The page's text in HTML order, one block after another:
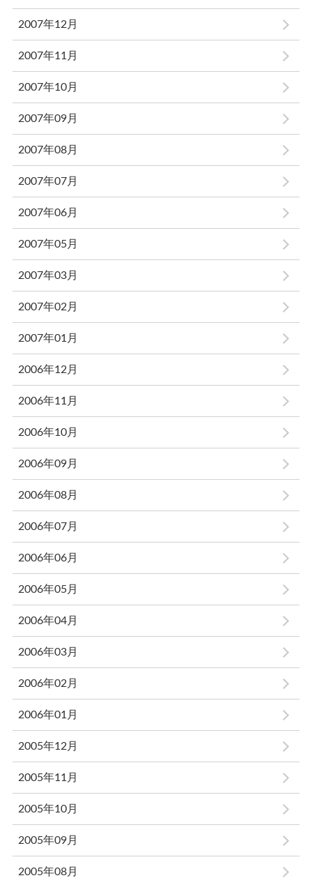
2007年12月
2007年11月
2007年10月
2007年09月
2007年08月
2007年07月
2007年06月
2007年05月
2007年03月
2007年02月
2007年01月
2006年12月
2006年11月
2006年10月
2006年09月
2006年08月
2006年07月
2006年06月
2006年05月
2006年04月
2006年03月
2006年02月
2006年01月
2005年12月
2005年11月
2005年10月
2005年09月
2005年08月